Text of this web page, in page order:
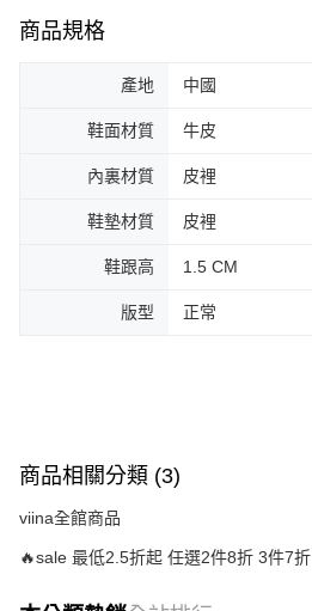
商品規格
產地 中國
鞋面材質 牛皮
內裏材質 皮裡
鞋墊材質 皮裡
鞋跟高 1.5 CM
版型 正常
商品相關分類 (3)
viina全館商品
🔥sale 最低2.5折起 任選2件8折 3件7折